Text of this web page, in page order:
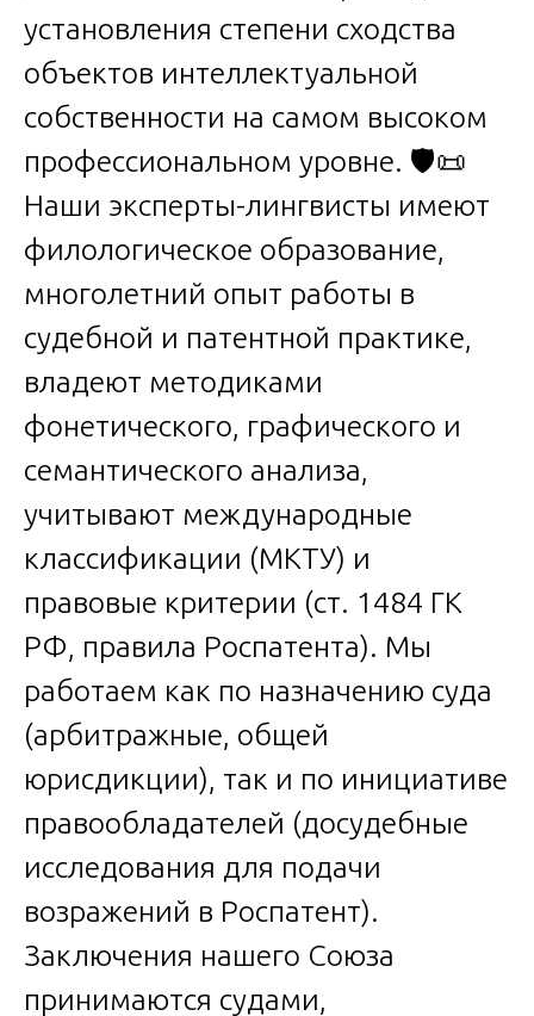
установления степени сходства
объектов интеллектуальной
собственности на самом высоком
профессиональном уровне. 🛡️📜
Наши эксперты-лингвисты имеют
филологическое образование,
многолетний опыт работы в
судебной и патентной практике,
владеют методиками
фонетического, графического и
семантического анализа,
учитывают международные
классификации (МКТУ) и
правовые критерии (ст. 1484 ГК
РФ, правила Роспатента). Мы
работаем как по назначению суда
(арбитражные, общей
юрисдикции), так и по инициативе
правообладателей (досудебные
исследования для подачи
возражений в Роспатент).
Заключения нашего Союза
принимаются судами,